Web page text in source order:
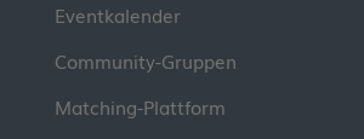
Eventkalender
Community-Gruppen
Matching-Plattform